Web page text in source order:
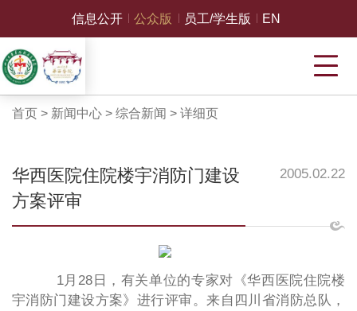
信息公开 公众版 员工/学生版 EN
首页 > 新闻中心> 综合新闻 > 详细页
华西医院住院楼宇消防门建设
方案评审
2005.02.22
1月28日，有关单位的专家对《华西医院住院楼
宇消防门建设方案》进行评审。来自四川省消防总队，